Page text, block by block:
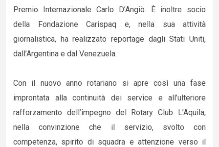
Premio Internazionale Carlo D’Angiò. È inoltre socio
della Fondazione Carispaq e, nella sua attività
giornalistica, ha realizzato reportage dagli Stati Uniti,
dall’Argentina e dal Venezuela.
Con il nuovo anno rotariano si apre così una fase
improntata alla continuità dei service e all’ulteriore
rafforzamento dell’impegno del Rotary Club L’Aquila,
nella convinzione che il servizio, svolto con
competenza, spirito di squadra e attenzione verso il